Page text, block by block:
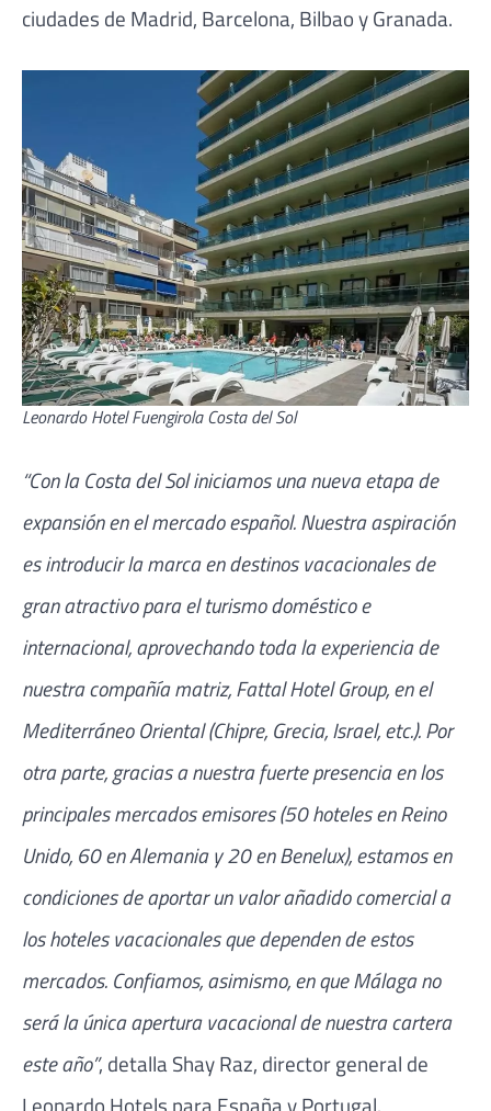
ciudades de Madrid, Barcelona, Bilbao y Granada.
Leonardo Hotel Fuengirola Costa del Sol
“Con la Costa del Sol iniciamos una nueva etapa de
expansión en el mercado español. Nuestra aspiración
es introducir la marca en destinos vacacionales de
gran atractivo para el turismo doméstico e
internacional, aprovechando toda la experiencia de
nuestra compañía matriz, Fattal Hotel Group, en el
Mediterráneo Oriental (Chipre, Grecia, Israel, etc.). Por
otra parte, gracias a nuestra fuerte presencia en los
principales mercados emisores (50 hoteles en Reino
Unido, 60 en Alemania y 20 en Benelux), estamos en
condiciones de aportar un valor añadido comercial a
los hoteles vacacionales que dependen de estos
mercados. Confiamos, asimismo, en que Málaga no
será la única apertura vacacional de nuestra cartera
este año”, detalla Shay Raz, director general de